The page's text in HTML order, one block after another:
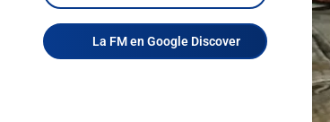
La FM en Google Discover